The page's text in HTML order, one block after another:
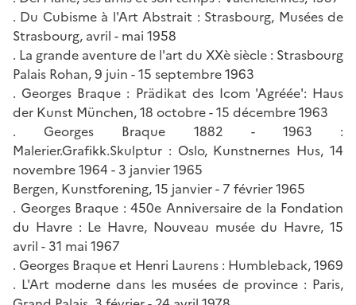
. Du Cubisme à l'Art Abstrait : Strasbourg, Musées de
Strasbourg, avril - mai 1958
. La grande aventure de l'art du XXè siècle : Strasbourg
Palais Rohan, 9 juin - 15 septembre 1963
. Georges Braque : Prädikat des Icom 'Agréée': Haus
der Kunst München, 18 octobre - 15 décembre 1963
. Georges Braque 1882 - 1963 :
Malerier.Grafikk.Skulptur : Oslo, Kunstnernes Hus, 14
novembre 1964 - 3 janvier 1965
Bergen, Kunstforening, 15 janvier - 7 février 1965
. Georges Braque : 450e Anniversaire de la Fondation
du Havre : Le Havre, Nouveau musée du Havre, 15
avril - 31 mai 1967
. Georges Braque et Henri Laurens : Humbleback, 1969
. L'Art moderne dans les musées de province : Paris,